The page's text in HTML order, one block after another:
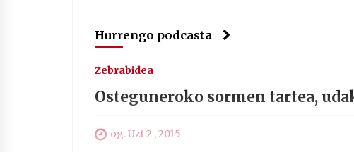
Hurrengo podcasta
Zebrabidea
Osteguneroko sormen tartea,
og. Uzt 2 , 2015